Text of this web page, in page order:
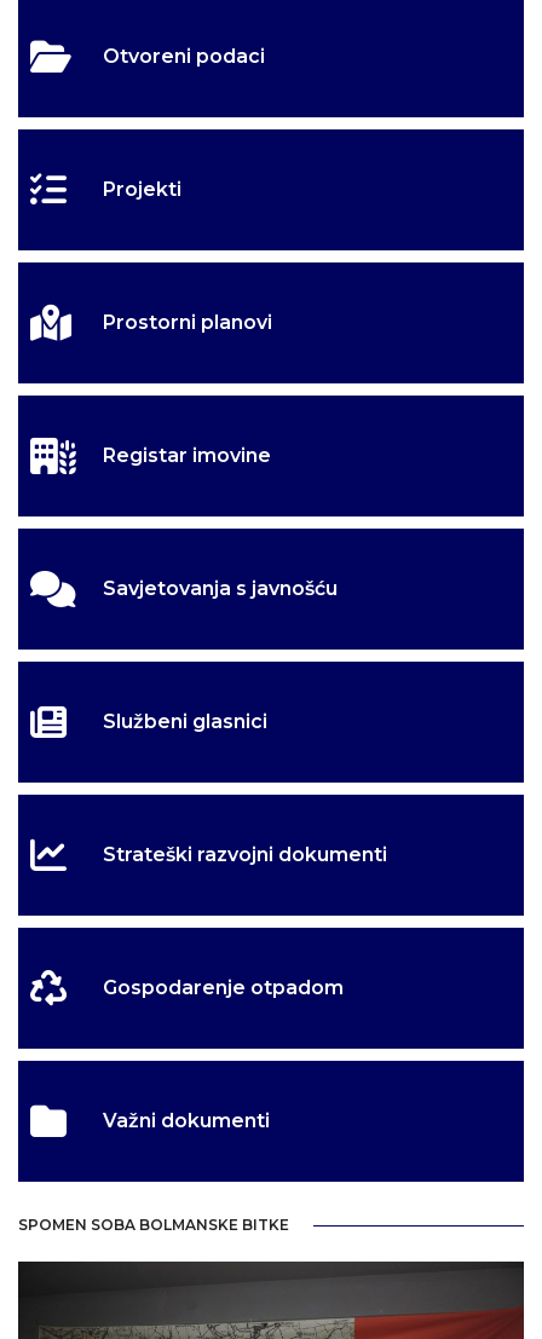
Otvoreni podaci
Projekti
Prostorni planovi
Registar imovine
Savjetovanja s javnošću
Službeni glasnici
Strateški razvojni dokumenti
Gospodarenje otpadom
Važni dokumenti
SPOMEN SOBA BOLMANSKE BITKE